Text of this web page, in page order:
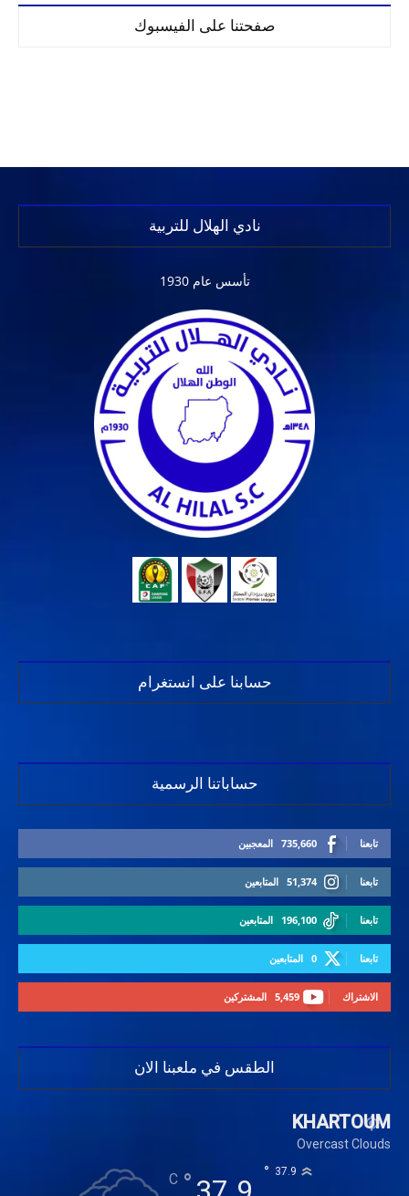
صفحتنا على الفيسبوك
نادي الهلال للتربية
تأسس عام 1930
حسابنا على انستغرام
حساباتنا الرسمية
735,660 المعجبين تابعنا
51,374 المتابعين تابعنا
196,100 المتابعين تابعنا
0 المتابعين تابعنا
5,459 المشتركين الاشتراك
الطقس في ملعبنا الان
KHARTOUM
Overcast Clouds
°
C 37.9
°